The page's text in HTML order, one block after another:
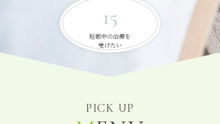
15
妊娠中の治療を
受けたい
PICK UP